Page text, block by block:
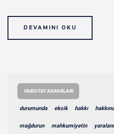
DEVAMINI OKU
YARGITAY KARARLARI
durumunda eksik hakkı
mağdurun mahkumiyetin